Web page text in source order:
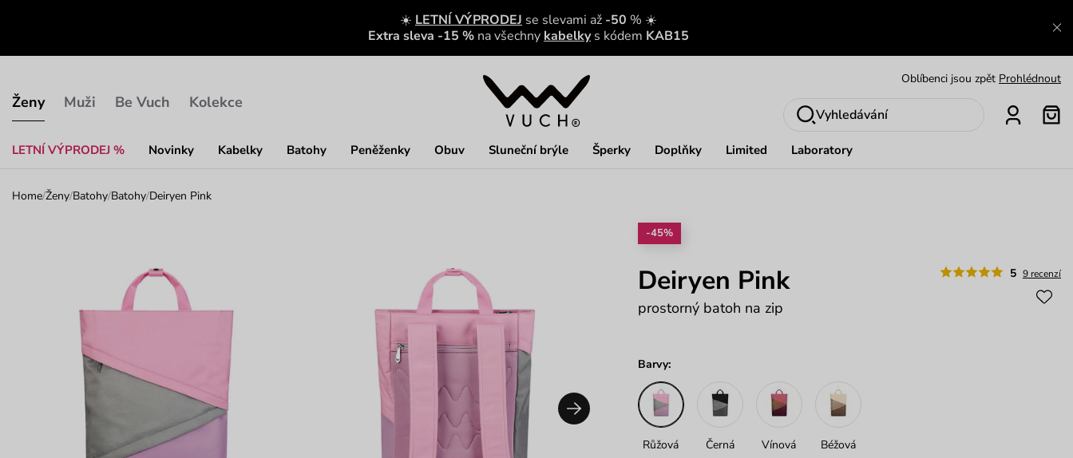
☀️ LETNÍ VÝPRODEJ se slevami až -50 % ☀️
Extra sleva -15 % na všechny kabelkys kódem KAB15
Ženy
LETNÍ VÝPRODEJ % Novinky Kabelky Batohy Peněženky Obuv Sluneční brýle Šperky Doplňky Limited Laboratory
Muži Be Vuch Kolekce
Nech se inspirovat Ukázat
Vyhledávání
Home/Ženy/Batohy/Batohy/Deiryen Pink
-45%
5 9 recenzí
Deiryen Pink
prostorný batoh na zip
Barvy:
Růžová Černá Vínová Béžová